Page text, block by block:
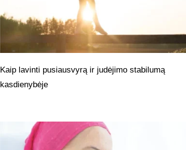
Kaip lavinti pusiausvyrą ir judėjimo stabilumą
kasdienybėje